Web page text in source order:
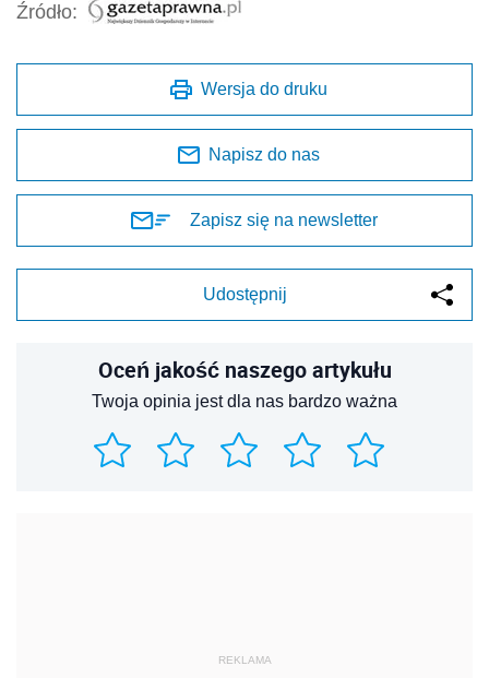
Źródło:
Wersja do druku
Napisz do nas
Zapisz się na newsletter
Udostępnij
Oceń jakość naszego artykułu
Twoja opinia jest dla nas bardzo ważna
REKLAMA